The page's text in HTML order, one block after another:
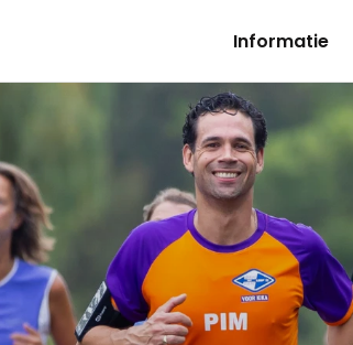
Informatie